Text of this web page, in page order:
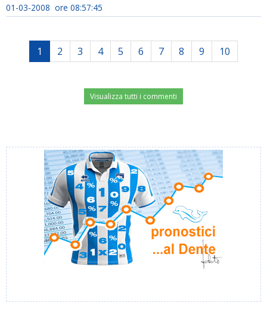
01-03-2008 ore 08:57:45
1 2 3 4 5 6 7 8 9 10
Visualizza tutti i commenti